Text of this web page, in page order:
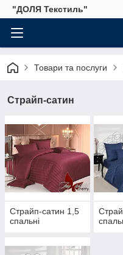
"ДОЛЯ Текстиль"
Товари та послуги
Страйп-сатин
Страйп-сатин 1,5
спальні